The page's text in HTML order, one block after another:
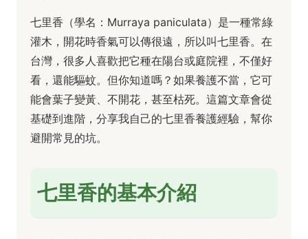
七里香（學名：Murraya paniculata）是一種常綠
灌木，開花時香氣可以傳很遠，所以叫七里香。在
台灣，很多人喜歡把它種在陽台或庭院裡，不僅好
看，還能驅蚊。但你知道嗎？如果養護不當，它可
能會葉子變黃、不開花，甚至枯死。這篇文章會從
基礎到進階，分享我自己的七里香養護經驗，幫你
避開常見的坑。
七里香的基本介紹